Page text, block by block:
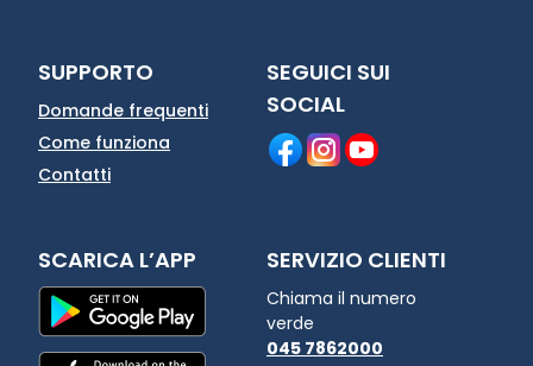
SUPPORTO
Domande frequenti
Come funziona
Contatti
SEGUICI SUI
SOCIAL
SCARICA L’APP SERVIZIO CLIENTI
Chiama il numero
verde
045 7862000